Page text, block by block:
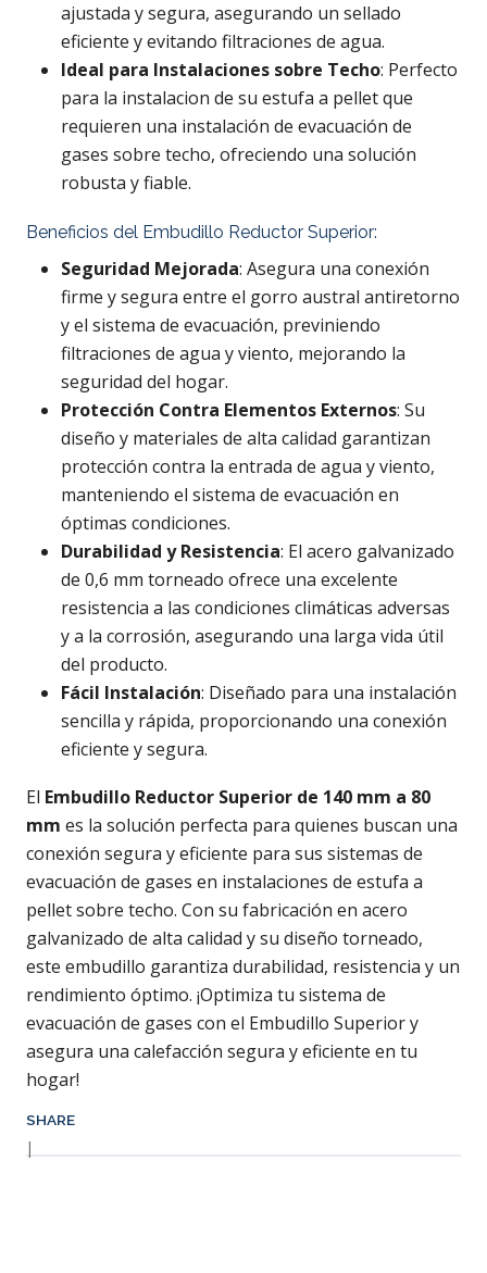
ajustada y segura, asegurando un sellado
eficiente y evitando filtraciones de agua.
Ideal para Instalaciones sobre Techo: Perfecto
para la instalacion de su estufa a pellet que
requieren una instalación de evacuación de
gases sobre techo, ofreciendo una solución
robusta y fiable.
Beneficios del Embudillo Reductor Superior:
Seguridad Mejorada: Asegura una conexión
firme y segura entre el gorro austral antiretorno
y el sistema de evacuación, previniendo
filtraciones de agua y viento, mejorando la
seguridad del hogar.
Protección Contra Elementos Externos: Su
diseño y materiales de alta calidad garantizan
protección contra la entrada de agua y viento,
manteniendo el sistema de evacuación en
óptimas condiciones.
Durabilidad y Resistencia: El acero galvanizado
de 0,6 mm torneado ofrece una excelente
resistencia a las condiciones climáticas adversas
y a la corrosión, asegurando una larga vida útil
del producto.
Fácil Instalación: Diseñado para una instalación
sencilla y rápida, proporcionando una conexión
eficiente y segura.
El Embudillo Reductor Superior de 140 mm a 80
mm es la solución perfecta para quienes buscan una
conexión segura y eficiente para sus sistemas de
evacuación de gases en instalaciones de estufa a
pellet sobre techo. Con su fabricación en acero
galvanizado de alta calidad y su diseño torneado,
este embudillo garantiza durabilidad, resistencia y un
rendimiento óptimo. ¡Optimiza tu sistema de
evacuación de gases con el Embudillo Superior y
asegura una calefacción segura y eficiente en tu
hogar!
SHARE
|